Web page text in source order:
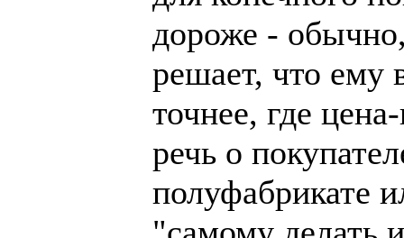
дороже -
решает, что ему
точнее, где
речь о
полуфабрикате